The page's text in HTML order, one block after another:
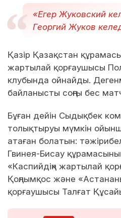
«Егер Жуковский
Георгий Жуков
Қазір Қазақстан
жартылай қорғаушысы
клубында ойнайды.
байланысты соңғы бес
Бұған дейін Сыдықбек
толықтыруы мүмкін
атаған болатын:
Гвинея-Бисау
«Каспийдің» жартылай
Қоңлымқос және
қорғаушысы Талғат